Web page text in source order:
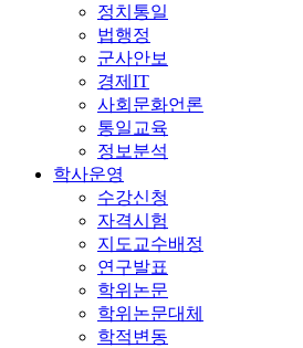
정치통일
법행정
군사안보
경제IT
사회문화언론
통일교육
정보분석
학사운영
수강신청
자격시험
지도교수배정
연구발표
학위논문
학위논문대체
학적변동